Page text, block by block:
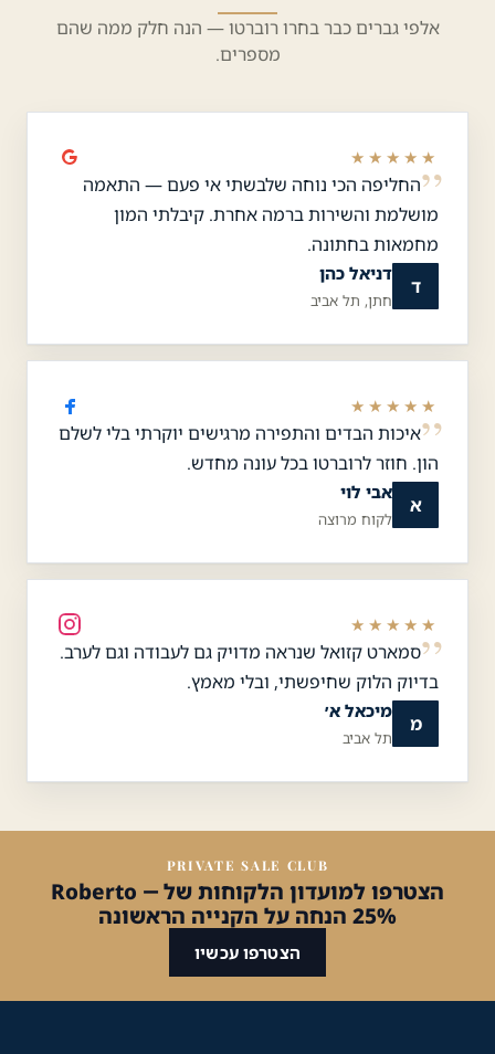
אלפי גברים כבר בחרו רוברטו — הנה חלק ממה שהם
מספרים.
★★★★★
החליפה הכי נוחה שלבשתי אי פעם — התאמה
מושלמת והשירות ברמה אחרת. קיבלתי המון
מחמאות בחתונה.
ד
דניאל כהן
חתן, תל אביב
★★★★★
איכות הבדים והתפירה מרגישים יוקרתי בלי לשלם
הון. חוזר לרוברטו בכל עונה מחדש.
א
אבי לוי
לקוח מרוצה
★★★★★
סמארט קזואל שנראה מדויק גם לעבודה וגם לערב.
בדיוק הלוק שחיפשתי, ובלי מאמץ.
מ
מיכאל א׳
תל אביב
PRIVATE SALE CLUB
הצטרפו למועדון הלקוחות של Roberto —
25% הנחה על הקנייה הראשונה
הצטרפו עכשיו